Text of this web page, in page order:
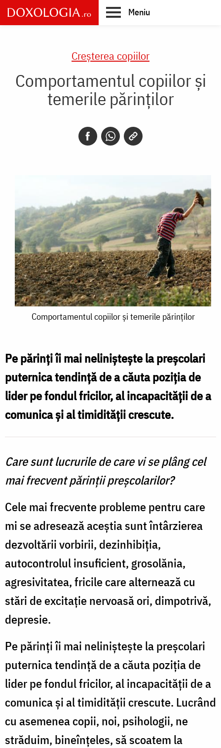
Skip
to
main
Meniu
Creşterea copiilor
Comportamentul copiilor și
temerile părinților
Comportamentul
temerile
părinților
Comportamentul copiilor și temerile părinților
Pe părinţi îi mai nelinişteşte la preşcolari
puternica tendinţă de a căuta poziţia de
lider pe fondul fricilor, al incapacităţii de a
comunica şi al timidităţii crescute.
Care sunt lucrurile de care vi se plâng cel
mai frecvent părinții preșcolarilor?
Cele mai frecvente probleme pentru care
mi se adresează aceştia sunt întârzierea
dezvoltării vorbirii, dezinhibiţia,
autocontrolul insuficient, grosolănia,
agresivitatea, fricile care alternează cu
stări de excitaţie nervoasă ori, dimpotrivă,
depresie.
Pe părinţi îi mai nelinişteşte la preşcolari
puternica tendinţă de a căuta poziţia de
lider pe fondul fricilor, al incapacităţii de a
comunica şi al timidităţii crescute. Lucrând
cu asemenea copii, noi, psihologii, ne
străduim, bineînţeles, să scoatem la